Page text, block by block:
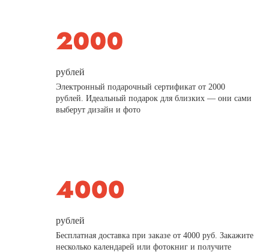
рублей
Электронный подарочный сертификат от 2000
рублей. Идеальный подарок для близких — они сами
выберут дизайн и фото
рублей
Бесплатная доставка при заказе от 4000 руб. Закажите
несколько календарей или фотокниг и получите